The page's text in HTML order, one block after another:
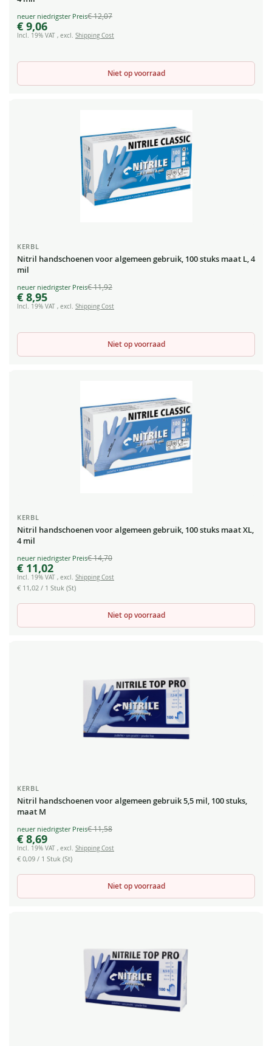
Special
Price
€ 9,06
€ 12,07
Incl. 19% VAT , excl. Shipping Cost
Niet op voorraad
KERBL
Nitril handschoenen voor algemeen gebruik, 100 stuks maat L, 4
mil
Special
Price
€ 8,95
€ 11,92
Incl. 19% VAT , excl. Shipping Cost
Niet op voorraad
KERBL
Nitril handschoenen voor algemeen gebruik, 100 stuks maat XL,
4 mil
Special
Price
€ 11,02
€ 14,70
Incl. 19% VAT , excl. Shipping Cost
€ 11,02 / 1 Stuk (St)
Niet op voorraad
KERBL
Nitril handschoenen voor algemeen gebruik 5,5 mil, 100 stuks,
maat M
Special
Price
€ 8,69
€ 11,58
Incl. 19% VAT , excl. Shipping Cost
€ 0,09 / 1 Stuk (St)
Niet op voorraad